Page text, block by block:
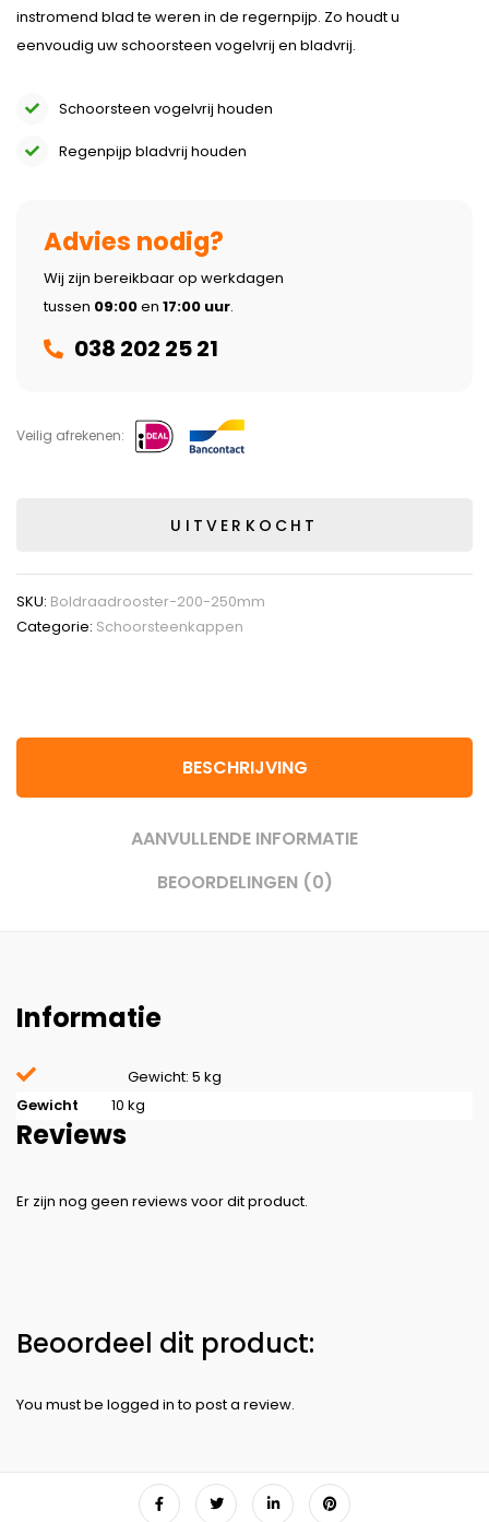
instromend blad te weren in de regernpijp. Zo houdt u
eenvoudig uw schoorsteen vogelvrij en bladvrij.
Schoorsteen vogelvrij houden
Regenpijp bladvrij houden
Advies nodig?
Wij zijn bereikbaar op werkdagen
tussen 09:00en 17:00 uur.
038 202 25 21
Veilig afrekenen:
SKU: Boldraadrooster-200-250mm
Categorie: Schoorsteenkappen
BESCHRIJVING
AANVULLENDE INFORMATIE
BEOORDELINGEN (0)
Informatie
Gewicht: 5 kg
Gewicht
10 kg
Reviews
You must be logged into post a review.